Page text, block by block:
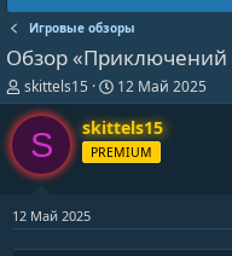
Игровые обзоры
Обзор «Приключений
А
в
т
т
м
skittels15
Д
а
т
а
н
12 Май 2025
S skittels15
PREMIUM
12 Май 2025